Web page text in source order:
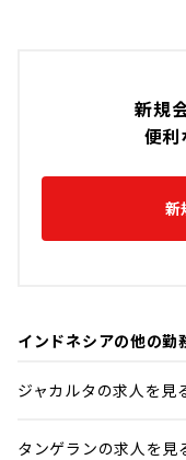
新規
便利
新
インドネシアの他の勤
ジャカルタの求人を見
タンゲランの求人を見